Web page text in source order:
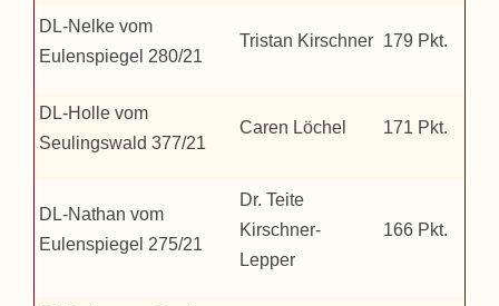
DL-Nelke vom
Eulenspiegel 280/21
Tristan Kirschner 179 Pkt.
DL-Holle vom
Seulingswald 377/21
Caren Löchel 171 Pkt.
DL-Nathan vom
Eulenspiegel 275/21
Dr. Teite
Kirschner-
Lepper
166 Pkt.